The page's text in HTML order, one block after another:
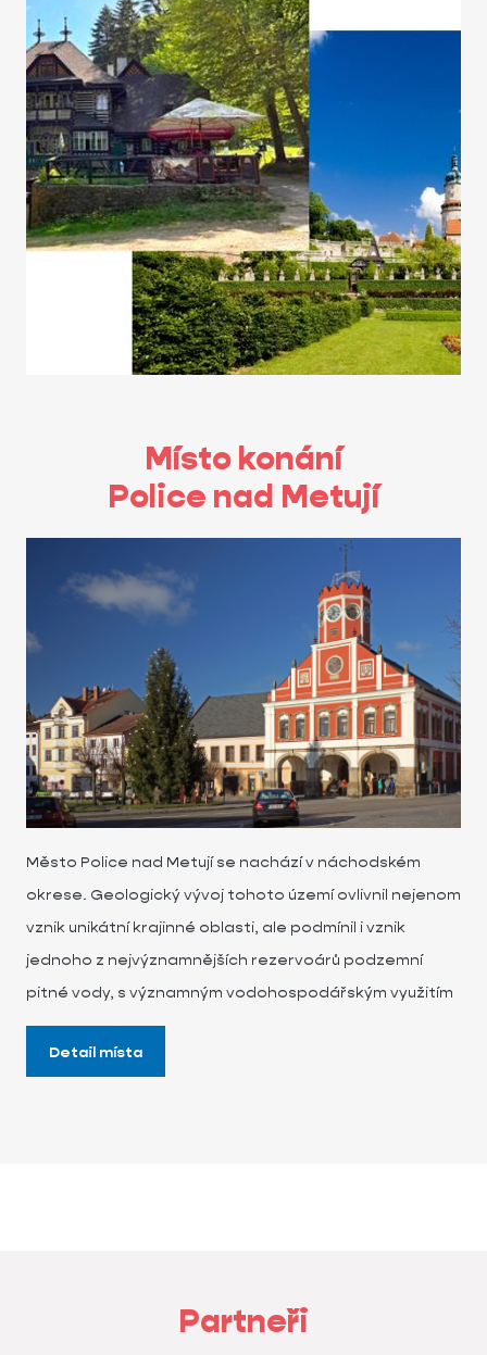
Místo konání
Police nad Metují
Město Police nad Metují se nachází v náchodském
okrese. Geologický vývoj tohoto území ovlivnil nejenom
vznik unikátní krajinné oblasti, ale podmínil i vznik
jednoho z nejvýznamnějších rezervoárů podzemní
pitné vody, s významným vodohospodářským využitím
Detail místa
Partneři